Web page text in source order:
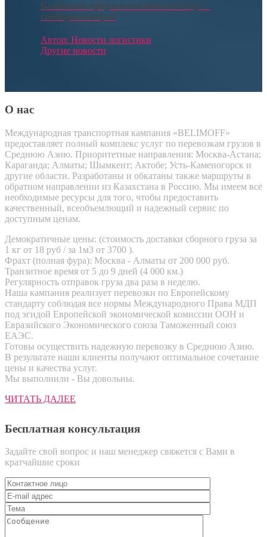
Балаклаве предложили новый статус –
свободного порта
Автор: Новости логистики
Другие новости
О нас
Международная транспортная кампания «BELIMOFF»
предоставляет полный комплекс услуг по перевозкам грузов в
Среднюю Азию. Приоритетные направления: Москва-Астана;
Караганда; Алматы; Шымкент; Актобе; Усть-Каменогорск и
другие области. Разработаны и обкатаны также маршруты в
обратном направлении из Казахстана в Россию. Мы имеем все
необходимые ресурсы для того, чтобы предоставить
качественный, всеобъемлющий и надежный сервис по
доступным ценам.
Демократичные цены: (стоимость доставки сборного груза за
1 кг от 18 руб / за 1м3 от 3700 ).
Фрахт (полная фура): Москва - Алматы от 200 000 руб.
Транзитное время от 5 до 9 дней (4 000 км.)
Регулярность отправок груза два раза в неделю.
Наша кампания реализует перевозки по Европейскому
стандарту соблюдая все нормы Международного Права МДП
под эгидой Европейской экономической комиссии ООН и
Евразийского Экономического союза Таможенный союз
ЕАЭС.
Готовы осуществить надежную перевозку в Среднюю Азию.
В результате наши клиенты получают оптимальное сочетание
цены и качества услуг.
Мы выполнили - Вы довольны.
ЧИТАТЬ ДАЛЕЕ
Бесплатная консультация
Задайте свой вопрос и наш менеджер свяжется с Вами в
кратчайшие сроки